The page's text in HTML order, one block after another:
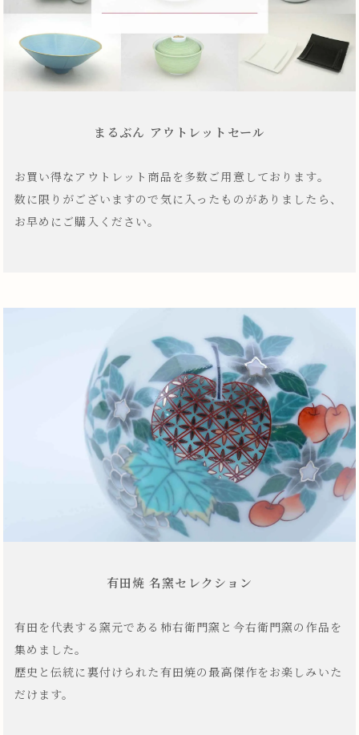
まるぶん アウトレットセール
お買い得なアウトレット商品を多数ご用意しております。
数に限りがございますので気に入ったものがありましたら、
お早めにご購入ください。
有田焼 名窯セレクション
有田を代表する窯元である柿右衛門窯と今右衛門窯の作品を
集めました。
歴史と伝統に裏付けられた有田焼の最高傑作をお楽しみいた
だけます。